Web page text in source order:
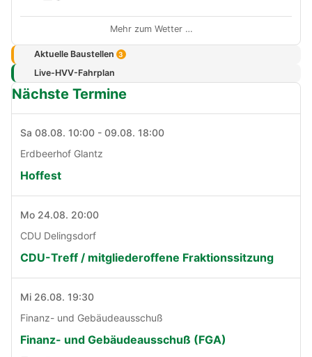
Mehr zum Wetter …
Aktuelle Baustellen 3
Live-HVV-Fahrplan
Nächste Termine
Sa 08.08. 10:00 - 09.08. 18:00
Erdbeerhof Glantz
Hoffest
Mo 24.08. 20:00
CDU Delingsdorf
CDU-Treff / mitgliederoffene Fraktionssitzung
Mi 26.08. 19:30
Finanz- und Gebäudeausschuß
Finanz- und Gebäudeausschuß (FGA)